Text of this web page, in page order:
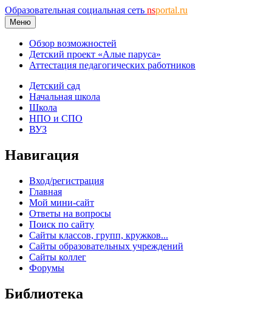
Образовательная социальная сеть nsportal.ru
Меню
Обзор возможностей
Детский проект «Алые паруса»
Аттестация педагогических работников
Детский сад
Начальная школа
Школа
НПО и СПО
ВУЗ
Навигация
Вход/регистрация
Главная
Мой мини-сайт
Ответы на вопросы
Поиск по сайту
Сайты классов, групп, кружков...
Сайты образовательных учреждений
Сайты коллег
Форумы
Библиотека